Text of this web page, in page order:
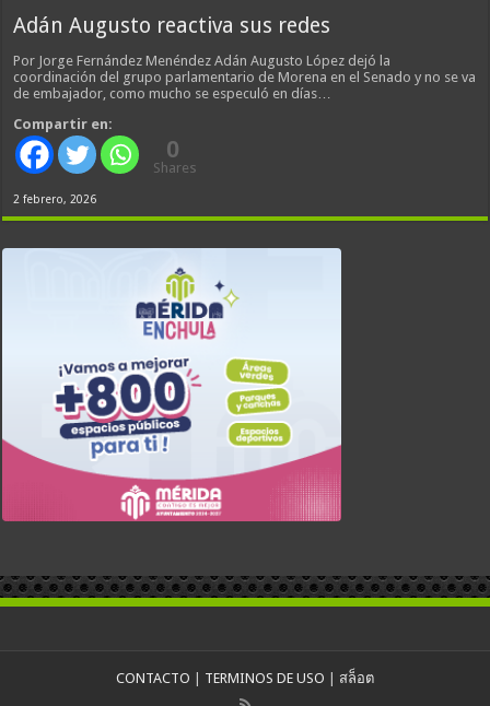
Adán Augusto reactiva sus redes
Por Jorge Fernández Menéndez Adán Augusto López dejó la
coordinación del grupo parlamentario de Morena en el Senado y no se va
de embajador, como mucho se especuló en días…
Compartir en:
0
Shares
2 febrero, 2026
CONTACTO TERMINOS DE USO สล็อต